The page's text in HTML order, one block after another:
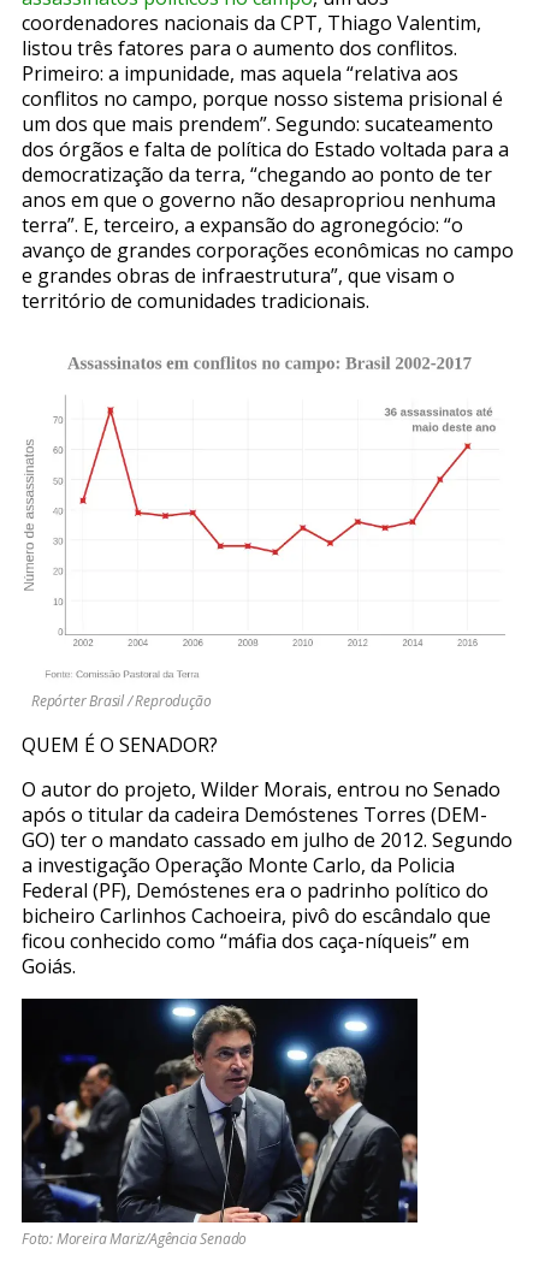
coordenadores nacionais da CPT, Thiago Valentim,
listou três fatores para o aumento dos conflitos.
Primeiro: a impunidade, mas aquela “relativa aos
conflitos no campo, porque nosso sistema prisional é
um dos que mais prendem”. Segundo: sucateamento
dos órgãos e falta de política do Estado voltada para a
democratização da terra, “chegando ao ponto de ter
anos em que o governo não desapropriou nenhuma
terra”. E, terceiro, a expansão do agronegócio: “o
avanço de grandes corporações econômicas no campo
e grandes obras de infraestrutura”, que visam o
território de comunidades tradicionais.
Repórter Brasil / Reprodução
QUEM É O SENADOR?
O autor do projeto, Wilder Morais, entrou no Senado
após o titular da cadeira Demóstenes Torres (DEM-
GO) ter o mandato cassado em julho de 2012. Segundo
a investigação Operação Monte Carlo, da Policia
Federal (PF), Demóstenes era o padrinho político do
bicheiro Carlinhos Cachoeira, pivô do escândalo que
ficou conhecido como “máfia dos caça-níqueis” em
Goiás.
Foto: Moreira Mariz/Agência Senado